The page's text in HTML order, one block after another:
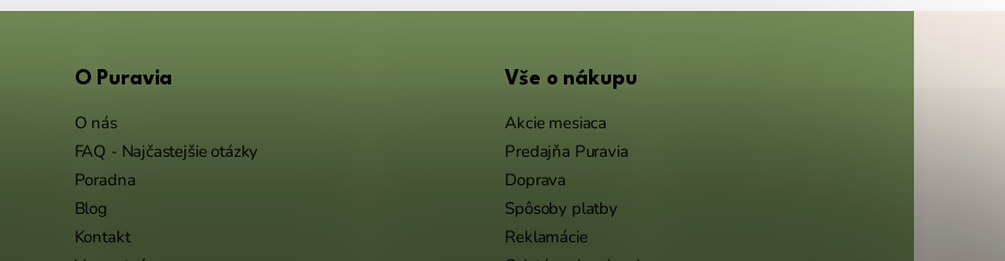
O Puravia
O nás
FAQ - Najčastejšie otázky
Poradna
Blog
Kontakt
Vše o nákupu
Akcie mesiaca
Predajňa Puravia
Doprava
Spôsoby platby
Reklamácie